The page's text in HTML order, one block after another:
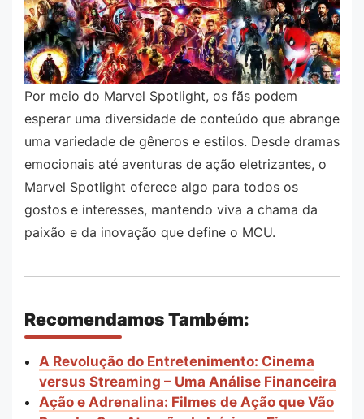
Por meio do Marvel Spotlight, os fãs podem
esperar uma diversidade de conteúdo que abrange
uma variedade de gêneros e estilos. Desde dramas
emocionais até aventuras de ação eletrizantes, o
Marvel Spotlight oferece algo para todos os
gostos e interesses, mantendo viva a chama da
paixão e da inovação que define o MCU.
Recomendamos Também:
A Revolução do Entretenimento: Cinema
versus Streaming – Uma Análise Financeira
Ação e Adrenalina: Filmes de Ação que Vão